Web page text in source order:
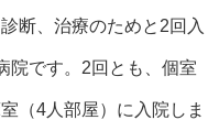
断、治療のためと2回入
院です。2回とも、個室
（4人部屋）に入院しま